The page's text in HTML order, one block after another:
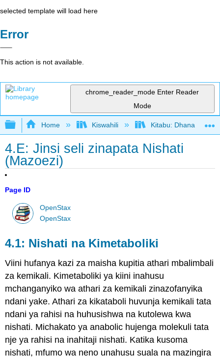
selected template will load here
Error
This action is not available.
chrome_reader_mode Enter Reader
Mode
Expand/collapse global hierarchy
Home Kiswahili Kitabu: Dhana katika
4.E: Jinsi seli zinapata Nishati
(Mazoezi)
Page ID
OpenStax
OpenStax
4.1: Nishati na Kimetaboliki
Viini hufanya kazi za maisha kupitia athari mbalimbali
za kemikali. Kimetaboliki ya kiini inahusu
mchanganyiko wa athari za kemikali zinazofanyika
ndani yake. Athari za kikataboli huvunja kemikali tata
ndani ya rahisi na huhusishwa na kutolewa kwa
nishati. Michakato ya anabolic hujenga molekuli tata
nje ya rahisi na inahitaji nishati. Katika kusoma
nishati, mfumo wa neno unahusu suala na mazingira